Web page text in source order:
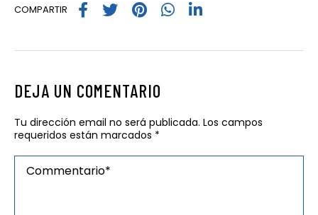
COMPARTIR
DEJA UN COMENTARIO
Tu dirección email no será publicada. Los campos
requeridos están marcados *